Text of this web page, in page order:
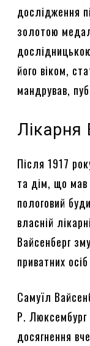
дослідження
золотою
його віком,
мандрував,
Лікарня
Після 1917
та дім, що мав
пологовий
власній
Вайсенберг
приватних
Самуїл
Р. Люксембург
досягнення